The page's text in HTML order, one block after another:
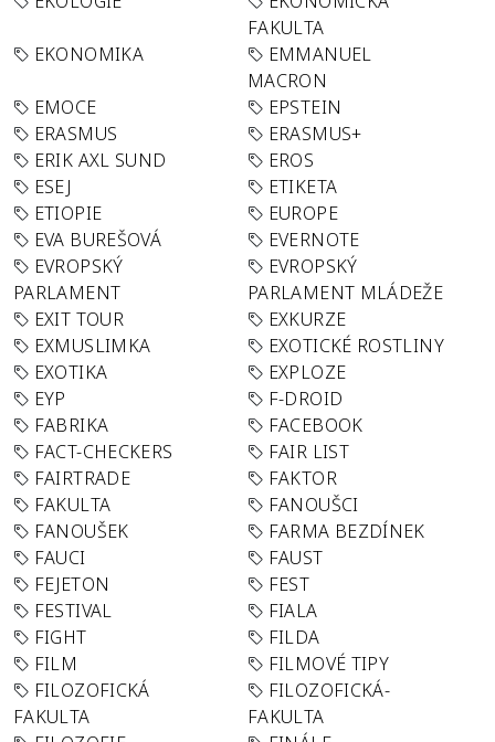
FAKULTA
EKONOMIKA
EMMANUEL
MACRON
EMOCE
EPSTEIN
ERASMUS
ERASMUS+
ERIK AXL SUND
EROS
ESEJ
ETIKETA
ETIOPIE
EUROPE
EVA BUREŠOVÁ
EVERNOTE
EVROPSKÝ
PARLAMENT
EVROPSKÝ
PARLAMENT MLÁDEŽE
EXIT TOUR
EXKURZE
EXMUSLIMKA
EXOTICKÉ ROSTLINY
EXOTIKA
EXPLOZE
EYP
F-DROID
FABRIKA
FACEBOOK
FACT-CHECKERS
FAIR LIST
FAIRTRADE
FAKTOR
FAKULTA
FANOUŠCI
FANOUŠEK
FARMA BEZDÍNEK
FAUCI
FAUST
FEJETON
FEST
FESTIVAL
FIALA
FIGHT
FILDA
FILM
FILMOVÉ TIPY
FILOZOFICKÁ
FAKULTA
FILOZOFICKÁ-
FAKULTA